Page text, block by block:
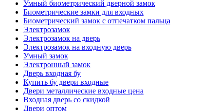
Умный биометрический дверной замок
Биометрические замки для входных
Биометрический замок с отпечатком пальца
Электрозамок
Электрозамок на дверь
Электрозамок на входную дверь
Умный замок
Электронный замок
Дверь входная бу
Купить бу двери входные
Двери металлические входные цена
Входная дверь со скидкой
Двери оптом